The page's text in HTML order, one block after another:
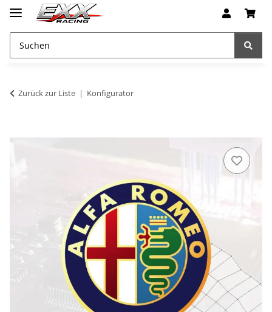
Zurück zur Liste Konfigurator